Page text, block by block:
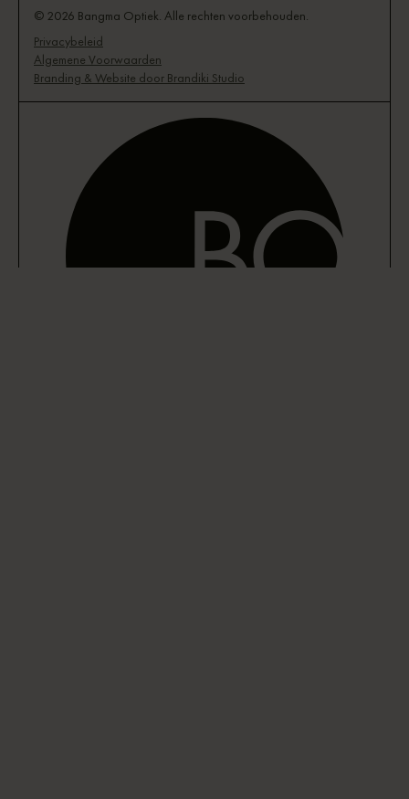
© 2026 Bangma Optiek. Alle rechten voorbehouden.
Privacybeleid
Algemene Voorwaarden
Branding & Website door Brandiki Studio